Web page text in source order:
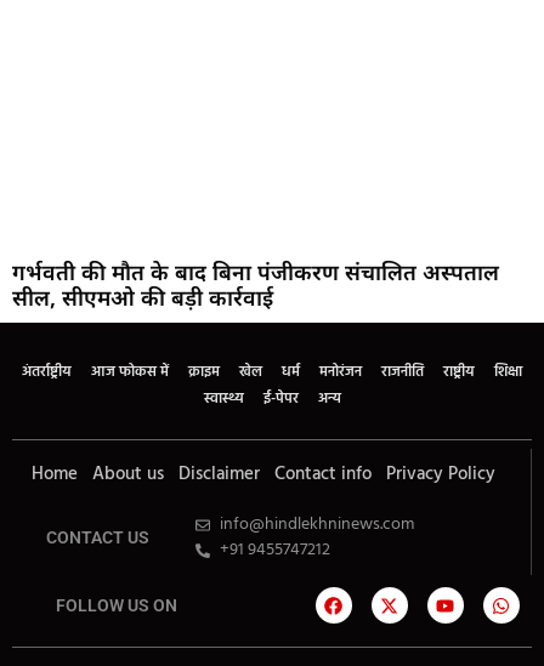
गर्भवती की मौत के बाद बिना पंजीकरण संचालित अस्पताल
सील, सीएमओ की बड़ी कार्रवाई
अंतर्राष्ट्रीय आज फोकस में क्राइम खेल धर्म मनोरंजन राजनीति राष्ट्रीय
शिक्षा
स्वास्थ्य
ई-पेपर अन्य
Home About us Disclaimer Contact info Privacy Policy
CONTACT US
info@hindlekhninews.com
+91 9455747212
FOLLOW US ON